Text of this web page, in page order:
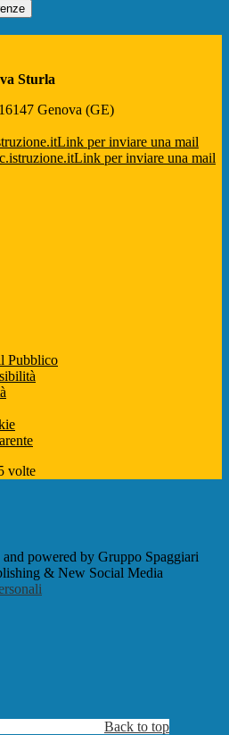
Sturla
Genova (GE)
Link per inviare una mail
Link per inviare una mail
Pubblico
volte
powered by Gruppo Spaggiari
& New Social Media
Back to top